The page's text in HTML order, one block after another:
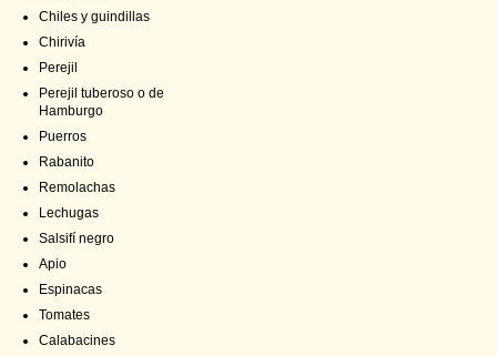
Chiles y guindillas
Chirivía
Perejil
Perejil tuberoso o de
Hamburgo
Puerros
Rabanito
Remolachas
Lechugas
Salsifí negro
Apio
Espinacas
Tomates
Calabacines